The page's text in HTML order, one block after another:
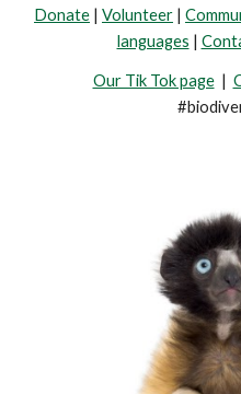
Donate | Volunteer |
languages |
Our Tik Tok page|